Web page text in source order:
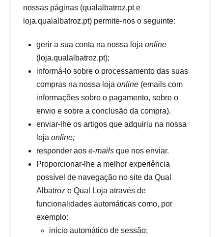
nossas páginas (qualalbatroz.pt e
loja.qualalbatroz.pt) permite-nos o seguinte:
gerir a sua conta na nossa loja online
(loja.qualalbatroz.pt);
informá-lo sobre o processamento das suas
compras na nossa loja online(emails com
informações sobre o pagamento, sobre o
envio e sobre a conclusão da compra).
enviar-lhe os artigos que adquiriu na nossa
loja online;
responder aos e-mailsque nos enviar.
Proporcionar-lhe a melhor experiência
possível de navegação no site da Qual
Albatroz e Qual Loja através de
funcionalidades automáticas como, por
exemplo:
início automático de sessão;